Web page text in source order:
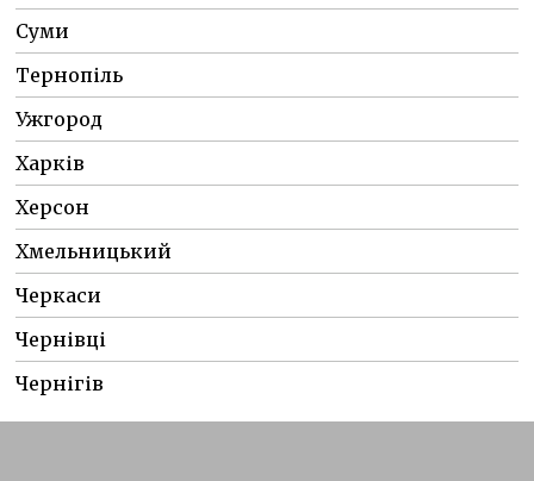
Суми
Тернопіль
Ужгород
Харків
Херсон
Хмельницький
Черкаси
Чернівці
Чернігів